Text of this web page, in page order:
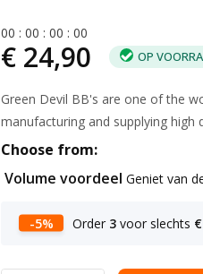
00 :00 :00 :00
€ 24,90 OP
Green Devil BB's are one of the
manufacturing and supplying high
Choose from:
Volume voordeelGeniet van
-5% Order 3 voor slechts